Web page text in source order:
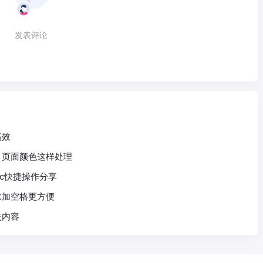
发表评论
面颜色这样处理
快捷操作分享
空格更方便
容